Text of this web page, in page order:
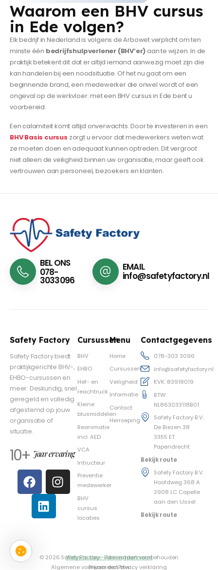
Waarom een BHV cursus
in Ede volgen?
Elk bedrijf in Nederland is volgens de Arbowet verplicht om ten
minste één bedrijfshulpverlener (BHV’er) aan te wijzen. In de
praktijk betekent dit dat er altijd iemand aanwezig moet zijn die
kan handelen bij een noodsituatie. Of het nu gaat om een
beginnende brand, een medewerker die onwel wordt of een
ongeval op de werkvloer: met een BHV cursus in Ede bent u
voorbereid.
Een calamiteit komt altijd onverwachts. Door te investeren in een
BHV Basis cursus zorgt u ervoor dat medewerkers weten wat
ze moeten doen en adequaat kunnen optreden. Dit vergroot
niet alleen de veiligheid binnen uw organisatie, maar geeft ook
vertrouwen aan personeel, bezoekers en klanten.
BEL ONS
078-
3033096
EMAIL
info@safetyfactory.nl
Safety Factory
Safety Factory biedt
praktijkgerichte BHV-,
EHBO-cursussen en
meer. Deskundig, snel
geregeld en volledig
afgestemd op jouw
organisatie of
situatie.
10+ Jaar ervaring
Cursussen
BHV
EHBO
Hef- en
reachtruck
Kleine
blusmiddelen
Reanimatie
incl. AED
VCA
Intructeur
Preventie
medewerker
BHV
cursus
locaties
Menu
Home
Cursussen
Veiligheid
Informatie
Contact
Herroeping
Contactgegevens
078-303 3096
info@safetyfactory.nl
KVK: 83918019
BTW:
NL863033118B01
Safety Factory B.V.
De Biezen 38
3355 ET
Papendrecht
Bekijk route
Safety Factory B.V.
Hoofdweg 368 A
2908 LC Capelle
aan den IJssel
Bekijk route
© 2026 Safety Factory - Alle rechten voorbehouden
Website door: Rankingpartner.nl
Algemene voorwaardenPrivacy verklaring
Prijzen excl. btw